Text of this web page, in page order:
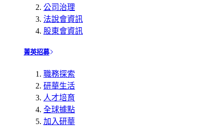
公司治理
法說會資訊
股東會資訊
菁英招募
職務探索
研華生活
人才培育
全球據點
加入研華